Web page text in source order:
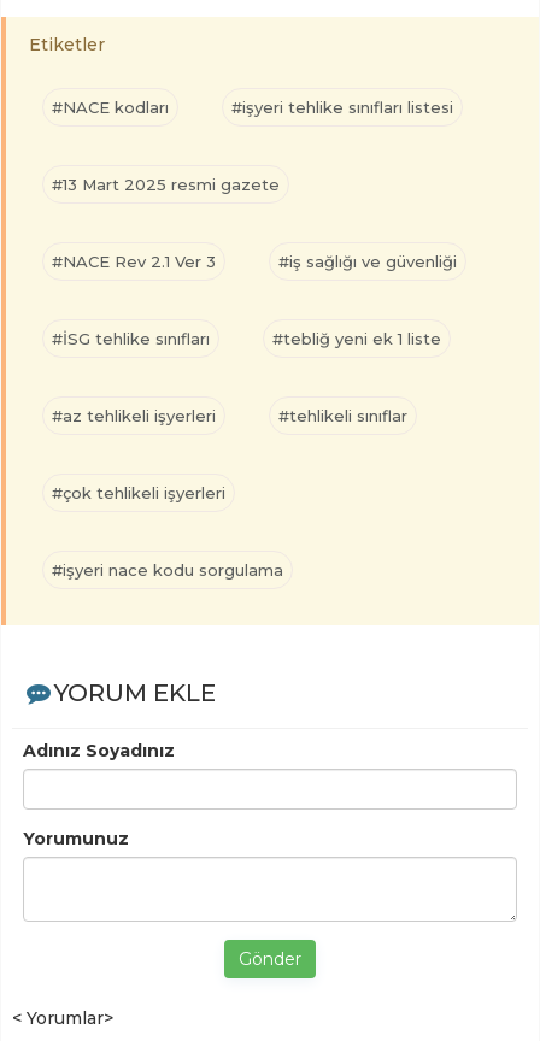
Etiketler
#NACE kodları #işyeri tehlike sınıfları listesi
#13 Mart 2025 resmi gazete
#NACE Rev 2.1 Ver 3 #iş sağlığı ve güvenliği
#İSG tehlike sınıfları #tebliğ yeni ek 1 liste
#az tehlikeli işyerleri #tehlikeli sınıflar
#çok tehlikeli işyerleri
#işyeri nace kodu sorgulama
YORUM EKLE
Adınız Soyadınız
Yorumunuz
Gönder
< Yorumlar>